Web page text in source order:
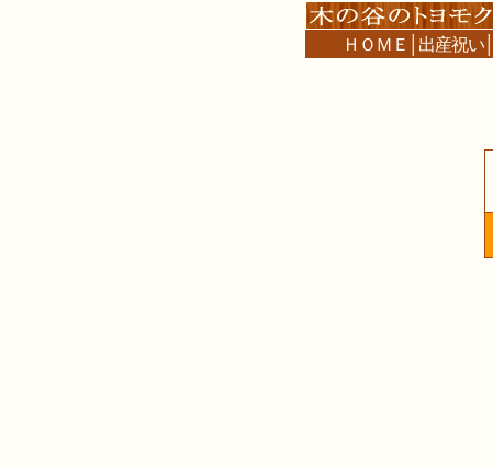
ＨＯＭＥ 出産祝い